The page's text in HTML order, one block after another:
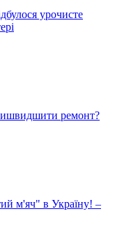
урочисте
ремонт?
м'яч" в Україну! –